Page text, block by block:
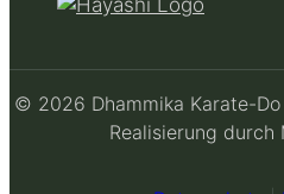
© 2026 Dhammika Karate-
Realisierung durch